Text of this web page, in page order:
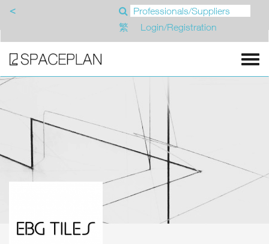
<
繁
Login/Registration